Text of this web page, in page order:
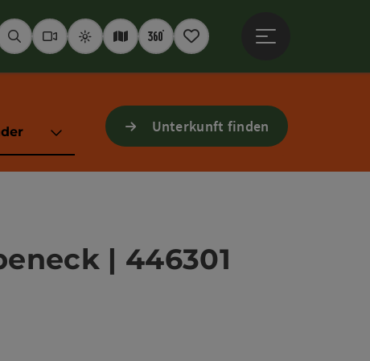
SuchenWebcams
WetterInteraktive Karte
360° Panoramen
Merkzettel
Unterkunft finden
| 446301